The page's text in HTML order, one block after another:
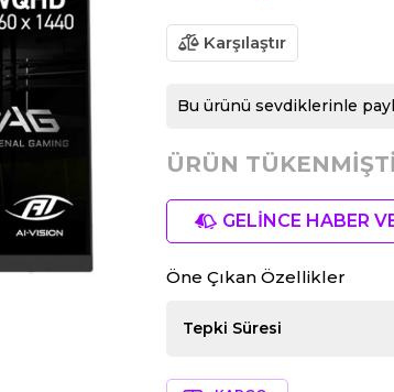
Karşılaştır
Bu ürünü sevdiklerinle
ÜRÜN
GELİNCE HABER
Öne Çıkan Özellikler
Tepki Süresi